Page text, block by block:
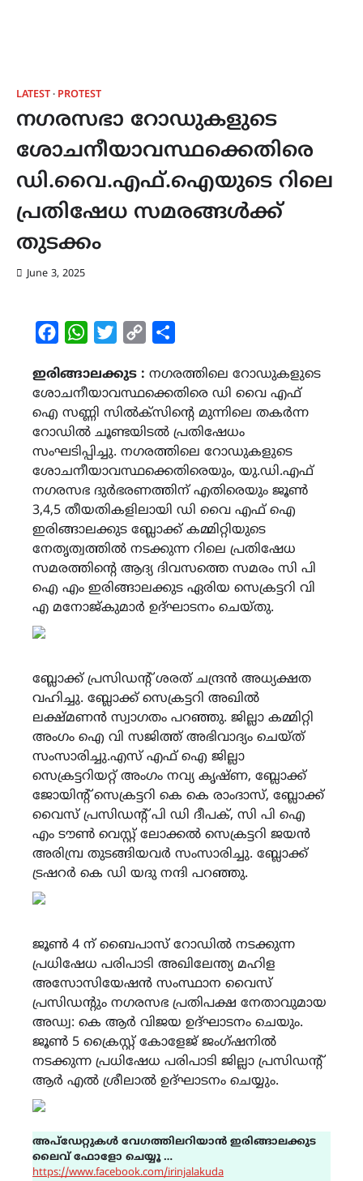
LATEST PROTEST
നഗരസഭാ റോഡുകളുടെ
ശോചനീയാവസ്ഥക്കെതിരെ
ഡി.വൈ.എഫ്.ഐയുടെ റിലെ
പ്രതിഷേധ സമരങ്ങൾക്ക്
തുടക്കം
June 3, 2025
FacebookWhatsAppTwitterCopy
ഇരിങ്ങാലക്കുട : നഗരത്തിലെ റോഡുകളുടെ
ശോചനീയാവസ്ഥക്കെതിരെ ഡി വൈ എഫ്
ഐ സണ്ണി സിൽക്സിന്റെ മുന്നിലെ തകർന്ന
റോഡിൽ ചൂണ്ടയിടൽ പ്രതിഷേധം
സംഘടിപ്പിച്ചു. നഗരത്തിലെ റോഡുകളുടെ
ശോചനീയാവസ്ഥക്കെതിരെയും, യു.ഡി.എഫ്
നഗരസഭ ദുർഭരണത്തിന് എതിരെയും ജൂൺ
3,4,5 തീയതികളിലായി ഡി വൈ എഫ് ഐ
ഇരിങ്ങാലക്കുട ബ്ലോക്ക്‌ കമ്മിറ്റിയുടെ
നേതൃത്വത്തിൽ നടക്കുന്ന റിലെ പ്രതിഷേധ
സമരത്തിന്റെ ആദ്യ ദിവസത്തെ സമരം സി പി
ഐ എം ഇരിങ്ങാലക്കുട ഏരിയ സെക്രട്ടറി വി
എ മനോജ്‌കുമാർ ഉദ്ഘാടനം ചെയ്തു.
ബ്ലോക്ക്‌ പ്രസിഡന്റ് ശരത് ചന്ദ്രൻ അധ്യക്ഷത
വഹിച്ചു. ബ്ലോക്ക്‌ സെക്രട്ടറി അഖിൽ
ലക്ഷ്മണൻ സ്വാഗതം പറഞ്ഞു. ജില്ലാ കമ്മിറ്റി
അംഗം ഐ വി സജിത്ത് അഭിവാദ്യം ചെയ്ത്
സംസാരിച്ചു.എസ് എഫ് ഐ ജില്ലാ
സെക്രട്ടറിയറ്റ് അംഗം നവ്യ കൃഷ്ണ, ബ്ലോക്ക്‌
ജോയിന്റ് സെക്രട്ടറി കെ കെ രാംദാസ്, ബ്ലോക്ക്‌
വൈസ് പ്രസിഡന്റ് പി ഡി ദീപക്, സി പി ഐ
എം ടൗൺ വെസ്റ്റ് ലോക്കൽ സെക്രട്ടറി ജയൻ
അരിമ്പ്ര തുടങ്ങിയവർ സംസാരിച്ചു. ബ്ലോക്ക്‌
ട്രഷറർ കെ ഡി യദു നന്ദി പറഞ്ഞു.
ജൂൺ 4 ന് ബൈപാസ് റോഡിൽ നടക്കുന്ന
പ്രധിഷേധ പരിപാടി അഖിലേന്ത്യ മഹിള
അസോസിയേഷൻ സംസ്ഥാന വൈസ്
പ്രസിഡന്റും നഗരസഭ പ്രതിപക്ഷ നേതാവുമായ
അഡ്വ: കെ ആർ വിജയ ഉദ്ഘാടനം ചെയും.
ജൂൺ 5 ക്രൈസ്റ്റ് കോളേജ് ജംഗ്ഷനിൽ
നടക്കുന്ന പ്രധിഷേധ പരിപാടി ജില്ലാ പ്രസിഡന്റ്
ആർ എൽ ശ്രീലാൽ ഉദ്ഘാടനം ചെയ്യും.
അപ്ഡേറ്റുകൾ വേഗത്തിലറിയാൻ ഇരിങ്ങാലക്കുട
ലൈവ് ഫോളോ ചെയ്യൂ …
https://www.facebook.com/irinjalakuda